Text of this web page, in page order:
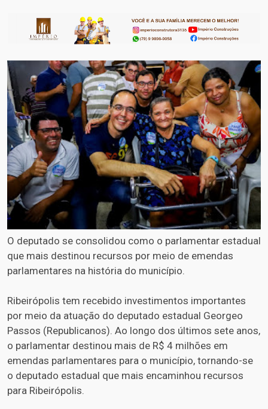
O deputado se consolidou como o parlamentar estadual
que mais destinou recursos por meio de emendas
parlamentares na história do município.
Ribeirópolis tem recebido investimentos importantes
por meio da atuação do deputado estadual Georgeo
Passos (Republicanos). Ao longo dos últimos sete anos,
o parlamentar destinou mais de R$ 4 milhões em
emendas parlamentares para o município, tornando-se
o deputado estadual que mais encaminhou recursos
para Ribeirópolis.